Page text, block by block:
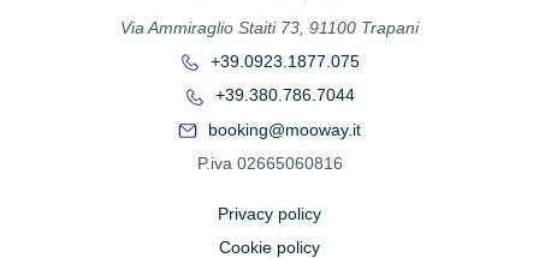
Via Ammiraglio Staiti 73, 91100 Trapani
+39.0923.1877.075
+39.380.786.7044
booking@mooway.it
P.iva 02665060816
Privacy policy
Cookie policy